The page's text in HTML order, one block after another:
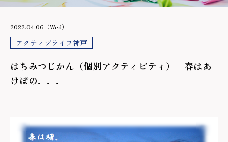
2022.04.06（Wed）
アクティブライフ神戸
はちみつじかん（個別アクティビティ） 春はあ
けぼの．．．